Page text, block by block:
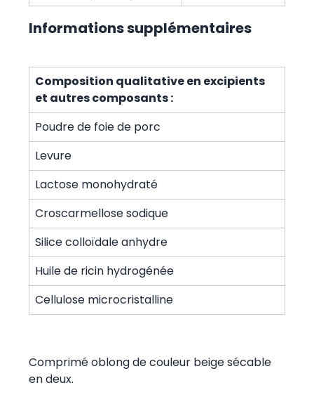
Informations supplémentaires
Composition qualitative en excipients
et autres composants :
Poudre de foie de porc
Levure
Lactose monohydraté
Croscarmellose sodique
Silice colloïdale anhydre
Huile de ricin hydrogénée
Cellulose microcristalline
Comprimé oblong de couleur beige sécable
en deux.